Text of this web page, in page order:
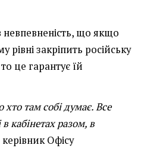
що якщо
закріпить російську
це гарантує їй
там собі думає. Все
кабінетах разом, в
Офісу